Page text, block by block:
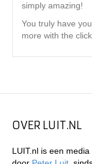
simply amazing!
You truly have
more with the
OVER LUIT.NL
LUIT.nl is een